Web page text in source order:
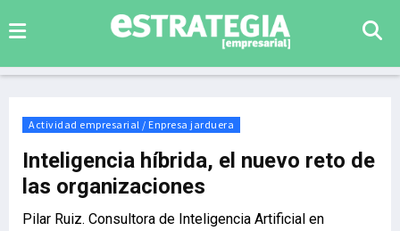
Actividad empresarial / Enpresa jarduera
Inteligencia híbrida, el nuevo reto de
las organizaciones
Pilar Ruiz. Consultora de Inteligencia Artificial en